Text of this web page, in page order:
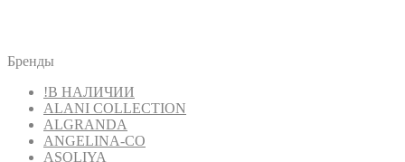
Бренды
!В НАЛИЧИИ
ALANI COLLECTION
ALGRANDA
ANGELINA-CO
ASOLIYA